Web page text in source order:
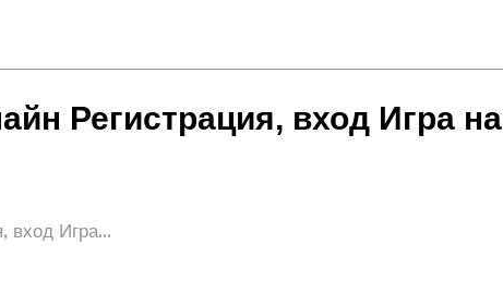
Регистрация, вход Игра на
вход Игра...